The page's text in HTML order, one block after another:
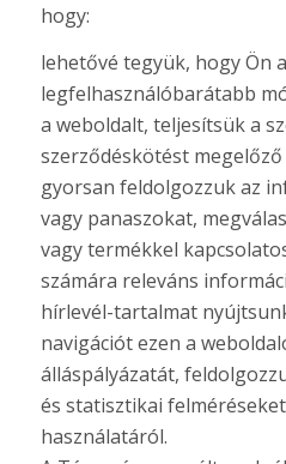
hogy:
lehetővé tegyük, hogy Ön
legfelhasználóbarátabb
a weboldalt, teljesítsük a
szerződéskötést
gyorsan feldolgozzuk az
vagy panaszokat,
vagy termékkel
számára releváns
hírlevél-tartalmat
navigációt ezen a
álláspályázatát,
és statisztikai
használatáról.